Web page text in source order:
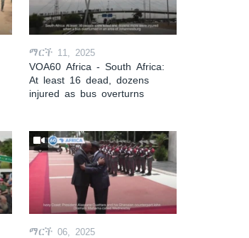
ማርች 11, 2025
VOA60 Africa - South Africa:
At least 16 dead, dozens
injured as bus overturns
ማርች 06, 2025